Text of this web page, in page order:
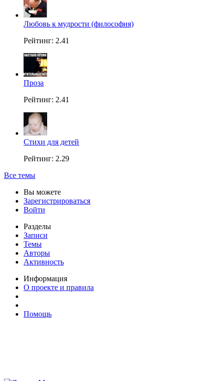
Любовь к мудрости (философия)
Рейтинг: 2.41
Проза
Рейтинг: 2.41
Стихи для детей
Рейтинг: 2.29
Все темы
Вы можете
Зарегистрироваться
Войти
Разделы
Записи
Темы
Авторы
Активность
Информация
О проекте и правила
Помощь